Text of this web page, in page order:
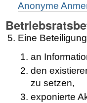
Anonyme
Eine
an
den
zu setzen,
exponierte